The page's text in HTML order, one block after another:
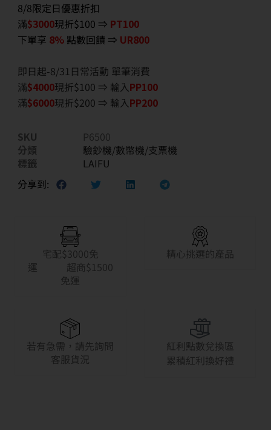
8/8限定日優惠折扣
滿$3000現折$100 ⇒ PT100
下單享 8% 點數回饋 ⇒ UR800
即日起-8/31日常活動 單筆消費
滿$4000現折$100 ⇒ 輸入PP100
滿$6000現折$200 ⇒ 輸入PP200
SKU
P6500
分類
驗鈔機/數幣機/支票機
標籤
LAIFU
分享到:
宅配$3000免
運 超商$1500
免運
精心挑選的產品
若有急需，請先詢問
客服貨況
紅利點數兌換區
累積紅利換好禮